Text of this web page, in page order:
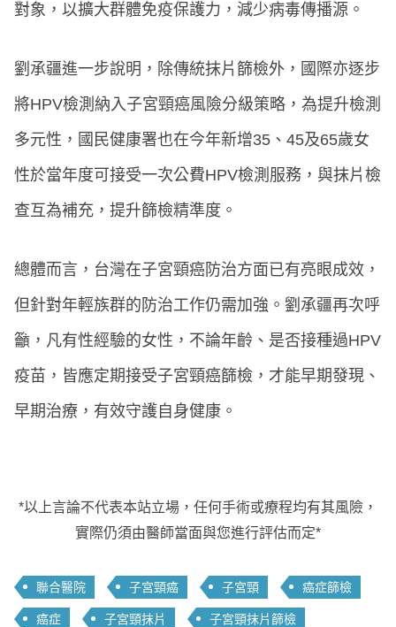
對象，以擴大群體免疫保護力，減少病毒傳播源。
劉承疆進一步說明，除傳統抹片篩檢外，國際亦逐步
將HPV檢測納入子宮頸癌風險分級策略，為提升檢測
多元性，國民健康署也在今年新增35、45及65歲女
性於當年度可接受一次公費HPV檢測服務，與抹片檢
查互為補充，提升篩檢精準度。
總體而言，台灣在子宮頸癌防治方面已有亮眼成效，
但針對年輕族群的防治工作仍需加強。劉承疆再次呼
籲，凡有性經驗的女性，不論年齡、是否接種過HPV
疫苗，皆應定期接受子宮頸癌篩檢，才能早期發現、
早期治療，有效守護自身健康。
*以上言論不代表本站立場，任何手術或療程均有其風險，
實際仍須由醫師當面與您進行評估而定*
聯合醫院 子宮頸癌 子宮頸 癌症篩檢
癌症 子宮頸抹片 子宮頸抹片篩檢